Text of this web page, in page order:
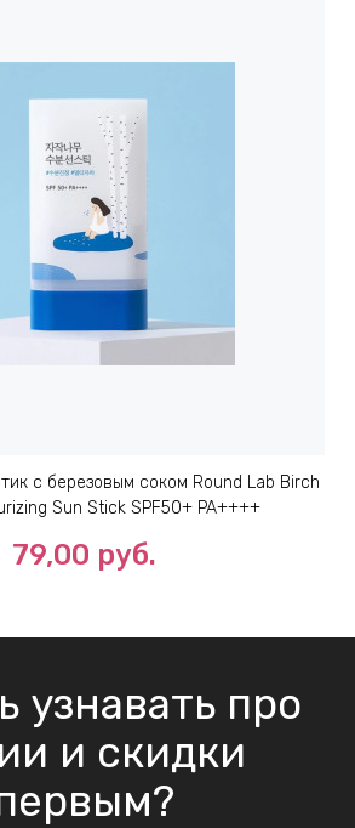
с березовым соком Round Lab Birch
Sun Stick SPF50+ PA++++
79,00 руб.
узнавать про
и скидки